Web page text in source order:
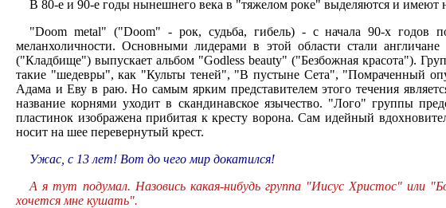
В 80-е и 90-е годы нынешнего века в "тяжелом роке" выделяются и имеют
"Doom metal" ("Doom" - рок, судьба, гибель) - с начала 90-х годов
меланхоличности. Основными лидерами в этой области стали
("Кладбище") выпускает альбом "Godless beauty" ("Безбожная красота").
такие "шедевры", как "Культы теней", "В пустыне Сета", "Помраченный
Адама и Еву в раю. Но самым ярким представителем этого течения
название корнями уходит в скандинавское язычество. "Лого" группы
пластинок изображена прибитая к кресту ворона. Сам идейный
носит на шее перевернутый крест.
Ужас, с 13 лет! Вот до чего мир докатился!
А я тут подумал. Назовись какая-нибудь группа "Иисус Христос" или
хочется мне кушать".